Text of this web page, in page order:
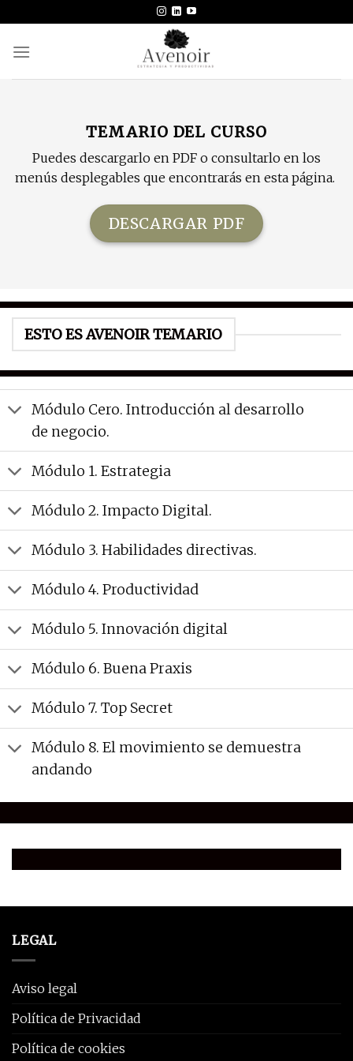
to
content
TEMARIO DEL CURSO
Puedes descargarlo en PDF o consultarlo en los
menús desplegables que encontrarás en esta página.
DESCARGAR PDF
ESTO ES AVENOIR TEMARIO
Módulo Cero. Introducción al desarrollo
de negocio.
Módulo 1. Estrategia
Módulo 2. Impacto Digital.
Módulo 3. Habilidades directivas.
Módulo 4. Productividad
Módulo 5. Innovación digital
Módulo 6. Buena Praxis
Módulo 7. Top Secret
Módulo 8. El movimiento se demuestra
andando
LEGAL
Aviso legal
Política de Privacidad
Política de cookies